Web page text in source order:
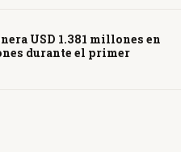
USD 1.381 millones en
durante el primer